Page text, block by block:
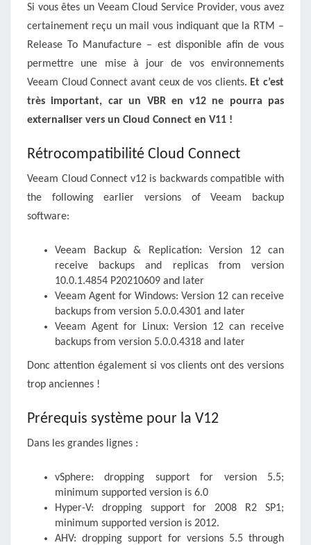
Si vous êtes un Veeam Cloud Service Provider, vous avez
certainement reçu un mail vous indiquant que la RTM –
Release To Manufacture – est disponible afin de vous
permettre une mise à jour de vos environnements
Veeam Cloud Connect avant ceux de vos clients. Et c’est
très important, car un VBR en v12 ne pourra pas
externaliser vers un Cloud Connect en V11 !
Rétrocompatibilité Cloud Connect
Veeam Cloud Connect v12 is backwards compatible with
the following earlier versions of Veeam backup
software:
Veeam Backup & Replication: Version 12 can
receive backups and replicas from version
10.0.1.4854 P20210609 and later
Veeam Agent for Windows: Version 12 can receive
backups from version 5.0.0.4301 and later
Veeam Agent for Linux: Version 12 can receive
backups from version 5.0.0.4318 and later
Donc attention également si vos clients ont des versions
trop anciennes !
Prérequis système pour la V12
Dans les grandes lignes :
vSphere: dropping support for version 5.5;
minimum supported version is 6.0
Hyper-V: dropping support for 2008 R2 SP1;
minimum supported version is 2012.
AHV: dropping support for versions 5.5 through